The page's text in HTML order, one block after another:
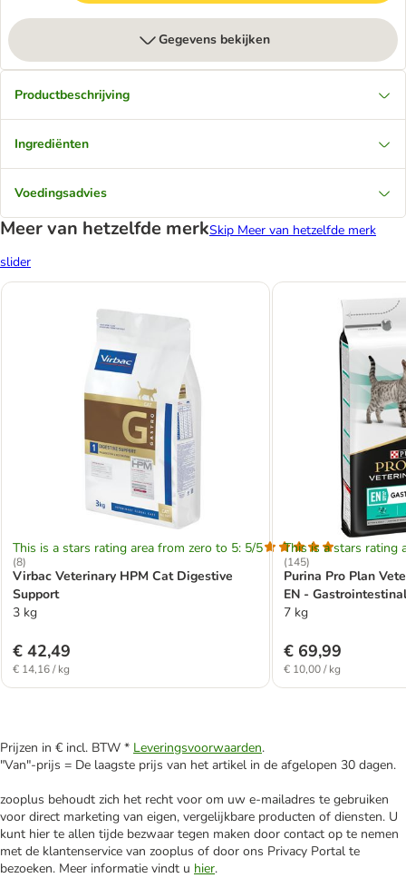
Gegevens bekijken
Productbeschrijving
Ingrediënten
Voedingsadvies
Meer van hetzelfde merkSkip Meer van hetzelfde merk
slider
This is a stars rating area from zero to 5: 5/5
(8)
Virbac Veterinary HPM Cat Digestive
Support
3 kg
€ 42,49
€ 14,16 / kg
This is a stars rating
(145)
Purina Pro Plan
EN -
7 kg
€ 69,99
€ 10,00 / kg
Prijzen in € incl. BTW * Leveringsvoorwaarden.
"Van"-prijs = De laagste prijs van het artikel in de afgelopen 30 dagen.
zooplus behoudt zich het recht voor om uw e-mailadres te gebruiken
voor direct marketing van eigen, vergelijkbare producten of diensten. U
kunt hier te allen tijde bezwaar tegen maken door contact op te nemen
met de klantenservice van zooplus of door ons Privacy Portal te
bezoeken. Meer informatie vindt u hier.